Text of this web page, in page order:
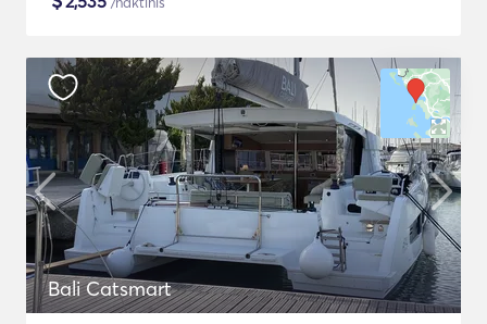
Bali Catsmart